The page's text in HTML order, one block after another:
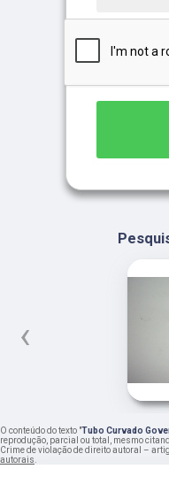
‹
O conteúdo do texto "Tubo Curvado
reprodução, parcial ou total, mesmo
Crime de violação de direito autoral –
autorais.